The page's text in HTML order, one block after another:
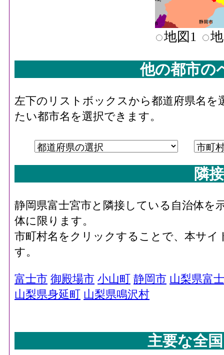
地図1
他の都市の
左下のリストボックスから都道府県名
たい都市名を選択できます。
隣
静岡県富士宮市と隣接している自治体を
体に限ります。
市町村名をクリックすることで、本サ
す。
富士市 御殿場市 小山町 静岡市 山梨県富
山梨県身延町 山梨県鳴沢村
主要な全